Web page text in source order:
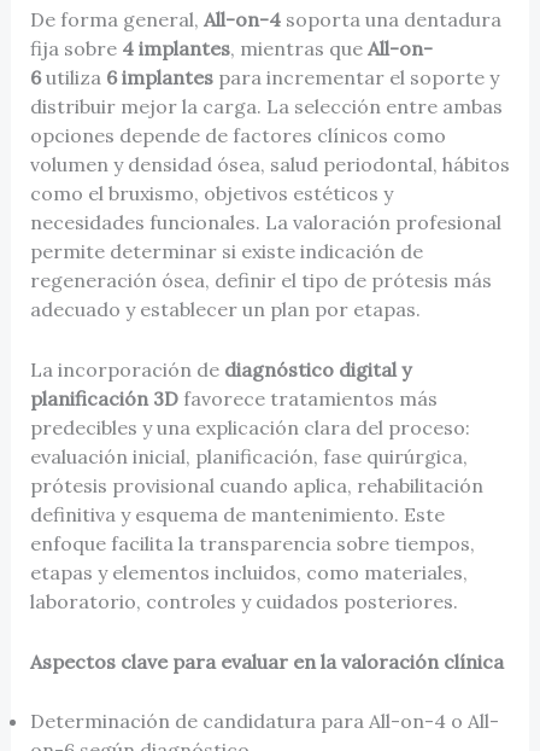
De forma general, All-on-4soporta una dentadura
fija sobre 4 implantes, mientras que All-on-
6utiliza 6 implantespara incrementar el soporte y
distribuir mejor la carga. La selección entre ambas
opciones depende de factores clínicos como
volumen y densidad ósea, salud periodontal, hábitos
como el bruxismo, objetivos estéticos y
necesidades funcionales. La valoración profesional
permite determinar si existe indicación de
regeneración ósea, definir el tipo de prótesis más
adecuado y establecer un plan por etapas.
La incorporación de diagnóstico digital y
planificación 3Dfavorece tratamientos más
predecibles y una explicación clara del proceso:
evaluación inicial, planificación, fase quirúrgica,
prótesis provisional cuando aplica, rehabilitación
definitiva y esquema de mantenimiento. Este
enfoque facilita la transparencia sobre tiempos,
etapas y elementos incluidos, como materiales,
laboratorio, controles y cuidados posteriores.
Aspectos clave para evaluar en la valoración clínica
Determinación de candidatura para All-on-4 o All-